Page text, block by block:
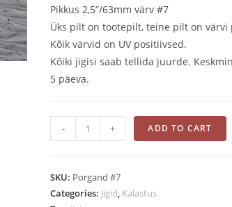
Pikkus 2,5”/63mm värv #7
Üks pilt on tootepilt, teine pilt on värvi
Kõik värvid on UV positiivsed.
Kõiki jigisi saab tellida juurde.
5 päeva.
Porgand
(dagger)
10tk
pakis
- + ADD TO CART
SKU: Porgand #7
Categories: Jigid, Kalastus